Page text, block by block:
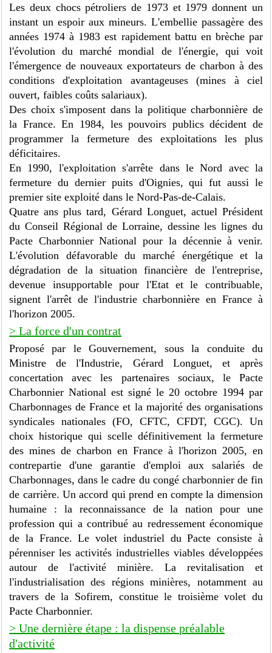
Les deux chocs pétroliers de 1973 et 1979 donnent un
instant un espoir aux mineurs. L'embellie passagère des
années 1974 à 1983 est rapidement battu en brèche par
l'évolution du marché mondial de l'énergie, qui voit
l'émergence de nouveaux exportateurs de charbon à des
conditions d'exploitation avantageuses (mines à ciel
ouvert, faibles coûts salariaux).
Des choix s'imposent dans la politique charbonnière de
la France. En 1984, les pouvoirs publics décident de
programmer la fermeture des exploitations les plus
déficitaires.
En 1990, l'exploitation s'arrête dans le Nord avec la
fermeture du dernier puits d'Oignies, qui fut aussi le
premier site exploité dans le Nord-Pas-de-Calais.
Quatre ans plus tard, Gérard Longuet, actuel Président
du Conseil Régional de Lorraine, dessine les lignes du
Pacte Charbonnier National pour la décennie à venir.
L'évolution défavorable du marché énergétique et la
dégradation de la situation financière de l'entreprise,
devenue insupportable pour l'Etat et le contribuable,
signent l'arrêt de l'industrie charbonnière en France à
l'horizon 2005.
> La force d'un contrat
Proposé par le Gouvernement, sous la conduite du
Ministre de l'Industrie, Gérard Longuet, et après
concertation avec les partenaires sociaux, le Pacte
Charbonnier National est signé le 20 octobre 1994 par
Charbonnages de France et la majorité des organisations
syndicales nationales (FO, CFTC, CFDT, CGC). Un
choix historique qui scelle définitivement la fermeture
des mines de charbon en France à l'horizon 2005, en
contrepartie d'une garantie d'emploi aux salariés de
Charbonnages, dans le cadre du congé charbonnier de fin
de carrière. Un accord qui prend en compte la dimension
humaine : la reconnaissance de la nation pour une
profession qui a contribué au redressement économique
de la France. Le volet industriel du Pacte consiste à
pérenniser les activités industrielles viables développées
autour de l'activité minière. La revitalisation et
l'industrialisation des régions minières, notamment au
travers de la Sofirem, constitue le troisième volet du
Pacte Charbonnier.
> Une dernière étape : la dispense préalable
d'activité